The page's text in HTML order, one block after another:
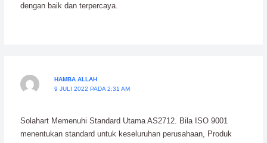
dengan baik dan terpercaya.
HAMBA ALLAH
9 JULI 2022 PADA 2:31 AM
Solahart Memenuhi Standard Utama AS2712. Bila ISO 9001
menentukan standard untuk keseluruhan perusahaan, Produk